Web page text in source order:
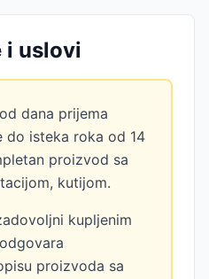
i uslovi
dana prijema
do isteka roka od 14
proizvod sa
kutijom.
kupljenim
proizvoda sa